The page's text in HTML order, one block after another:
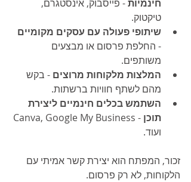
חינמיות - פייסבוק, אינסטגרם,
טיקטוק.
שיתופי פעולה עם עסקים מקומיים
- החלפת פרסום או מבצעים
משותפים.
המלצות מלקוחות מרוצים - בקש
מהם לשתף חוויות ברשתות.
השתמש בכלים חינמיים ליצירת
תוכן
ועוד.
זכור, המפתח הוא יצירת קשר אמיתי עם
הלקוחות, לא רק פרסום.